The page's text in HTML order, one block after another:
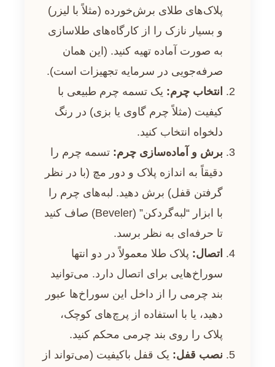
پلاک‌های طلای برش‌خورده (مثلاً با لیزر)
و بسیار نازک را از کارگاه‌های طلاسازی
به صورت آماده تهیه کنید. (این همان
صرفه‌جویی در سرمایه تجهیزات است).
انتخاب چرم: یک تسمه چرم طبیعی با
کیفیت (مثلاً چرم گاوی یا بزی) در رنگ
دلخواه انتخاب کنید.
برش و آماده‌سازی چرم: تسمه چرم را
دقیقاً به اندازه پلاک و دور مچ (با در نظر
گرفتن قفل) برش دهید. لبه‌های چرم را
با ابزار “لبه‌گردکن” (Beveler) صاف کنید
تا حرفه‌ای به نظر برسد.
اتصال: پلاک طلا معمولاً در دو انتها
سوراخ‌هایی برای اتصال دارد. می‌توانید
بند چرمی را از داخل این سوراخ‌ها عبور
دهید، یا با استفاده از پرچ‌های کوچک،
پلاک را روی بند چرمی محکم کنید.
نصب قفل: یک قفل باکیفیت (می‌تواند از